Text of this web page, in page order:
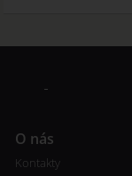
O nás
Kontakty